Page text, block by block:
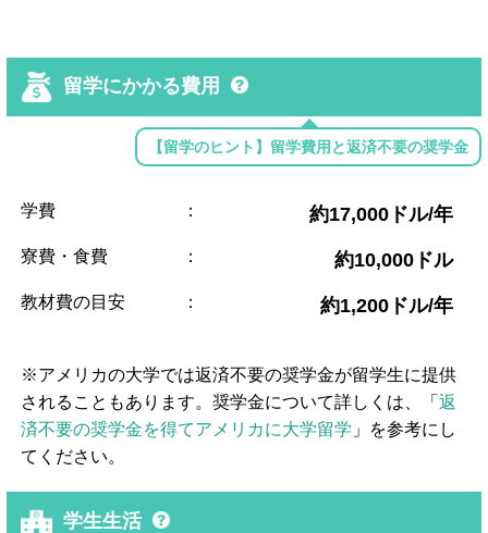
留学にかかる費用
【留学のヒント】留学費用と返済不要の奨学金
学費 ： 約17,000ドル/年
寮費・食費 ： 約10,000ドル
教材費の目安 ： 約1,200ドル/年
※アメリカの大学では返済不要の奨学金が留学生に提供
されることもあります。奨学金について詳しくは、「返
済不要の奨学金を得てアメリカに大学留学 」を参考にし
てください。
学生生活